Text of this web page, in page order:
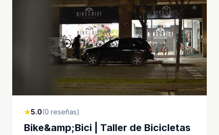
star5.0(0 reseñas)
Bike&amp;Bici | Taller de Bicicletas